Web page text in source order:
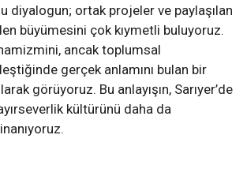
diyalogun; ortak projeler ve paylaşılan
büyümesini çok kıymetli buluyoruz.
ancak toplumsal
gerçek anlamını bulan bir
görüyoruz. Bu anlayışın, Sarıyer’de
kültürünü daha da